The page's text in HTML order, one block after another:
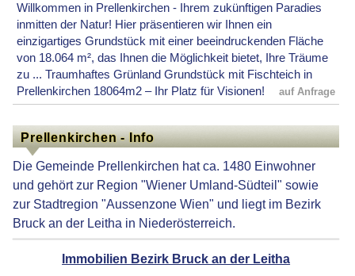
Willkommen in Prellenkirchen - Ihrem zukünftigen Paradies
inmitten der Natur! Hier präsentieren wir Ihnen ein
einzigartiges Grundstück mit einer beeindruckenden Fläche
von 18.064 m², das Ihnen die Möglichkeit bietet, Ihre Träume
zu ... Traumhaftes Grünland Grundstück mit Fischteich in
Prellenkirchen 18064m2 – Ihr Platz für Visionen!
auf Anfrage
Prellenkirchen - Info
Die Gemeinde Prellenkirchen hat ca. 1480 Einwohner
und gehört zur Region "Wiener Umland-Südteil" sowie
zur Stadtregion "Aussenzone Wien" und liegt im Bezirk
Bruck an der Leitha in Niederösterreich.
Immobilien Bezirk Bruck an der Leitha